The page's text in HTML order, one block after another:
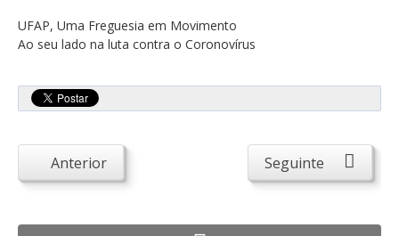
Empresas
Arqueológico
Natural
Turismo e Lazer
UFAP, Uma Freguesia em Movimento
Ao seu lado na luta contra o Coronovírus
Anterior Seguinte